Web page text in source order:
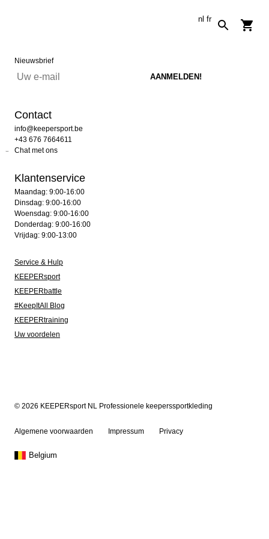
nl fr
Nieuwsbrief
Contact
info@keepersport.be
+43 676 7664611
Chat met ons
Klantenservice
Maandag: 9:00-16:00
Dinsdag: 9:00-16:00
Woensdag: 9:00-16:00
Donderdag: 9:00-16:00
Vrijdag: 9:00-13:00
Service & Hulp
KEEPERsport
KEEPERbattle
#KeepItAll Blog
KEEPERtraining
Uw voordelen
© 2026 KEEPERsport NL Professionele keeperssportkleding
Algemene voorwaarden Impressum Privacy
Belgium